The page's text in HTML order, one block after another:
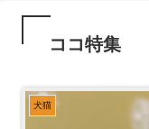
ココ特集
犬猫